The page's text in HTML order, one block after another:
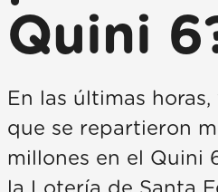
Quini
En las últimas
que se repartieron
millones en el Quini